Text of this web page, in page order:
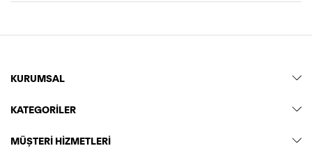
KURUMSAL
KATEGORİLER
MÜŞTERİ HİZMETLERİ